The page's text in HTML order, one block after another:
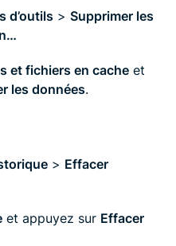
d’outils > Supprimer les
et fichiers en cache et
les données.
> Effacer
et appuyez sur Effacer